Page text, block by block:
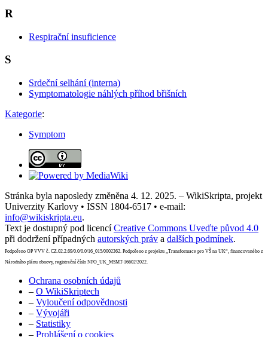
R
Respirační insuficience
S
Srdeční selhání (interna)
Symptomatologie náhlých příhod břišních
Kategorie:
Symptom
Stránka byla naposledy změněna 4. 12. 2025. – WikiSkripta, projekt
Univerzity Karlovy • ISSN 1804-6517 • e-mail:
info@wikiskripta.eu.
Text je dostupný pod licencíCreative Commons Uveďte původ 4.0
při dodržení případných autorských práv a dalších podmínek.
Podpořeno OP VVV č. CZ.02.2.69/0.0/0.0/16_015/0002362. Podpořeno z projektu „Transformace pro VŠ na UK“, financovaného z
Národního plánu obnovy, registrační číslo NPO_UK_MSMT-16602/2022.
Ochrana osobních údajů
– O WikiSkriptech
– Vyloučení odpovědnosti
– Vývojáři
– Statistiky
– Prohlášení o cookies